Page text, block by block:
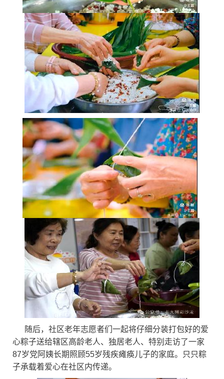
随后，社区老年志愿者们一起将仔细分装打包好的爱
心粽子送给辖区高龄老人、独居老人、特别走访了一家
87岁党阿姨长期照顾55岁残疾瘫痪儿子的家庭。只只粽
子承载着爱心在社区内传递。